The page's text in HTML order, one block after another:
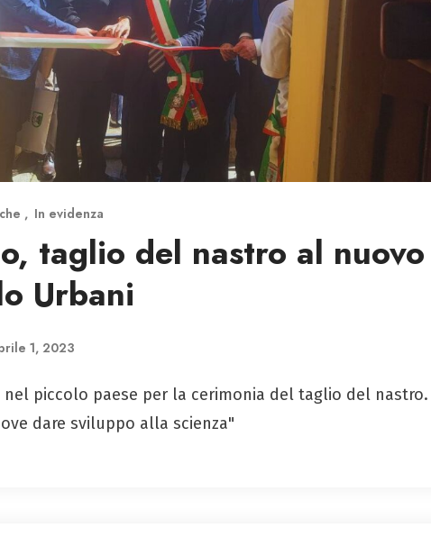
In evidenza
taglio del nastro al nuovo
Urbani
1, 2023
piccolo paese per la cerimonia del taglio del nastro.
dare sviluppo alla scienza"